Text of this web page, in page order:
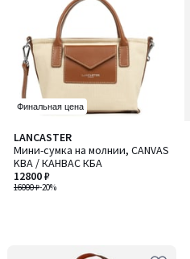
Финальная цена
LANCASTER
Мини-сумка на молнии, CANVAS
KBA / КАНВАС КБА
16000 ₽-20%
12800 ₽